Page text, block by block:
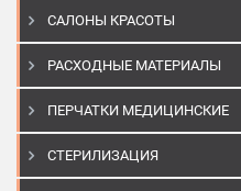
САЛОНЫ КРАСОТЫ
РАСХОДНЫЕ МАТЕРИАЛЫ
ПЕРЧАТКИ МЕДИЦИНСКИЕ
СТЕРИЛИЗАЦИЯ